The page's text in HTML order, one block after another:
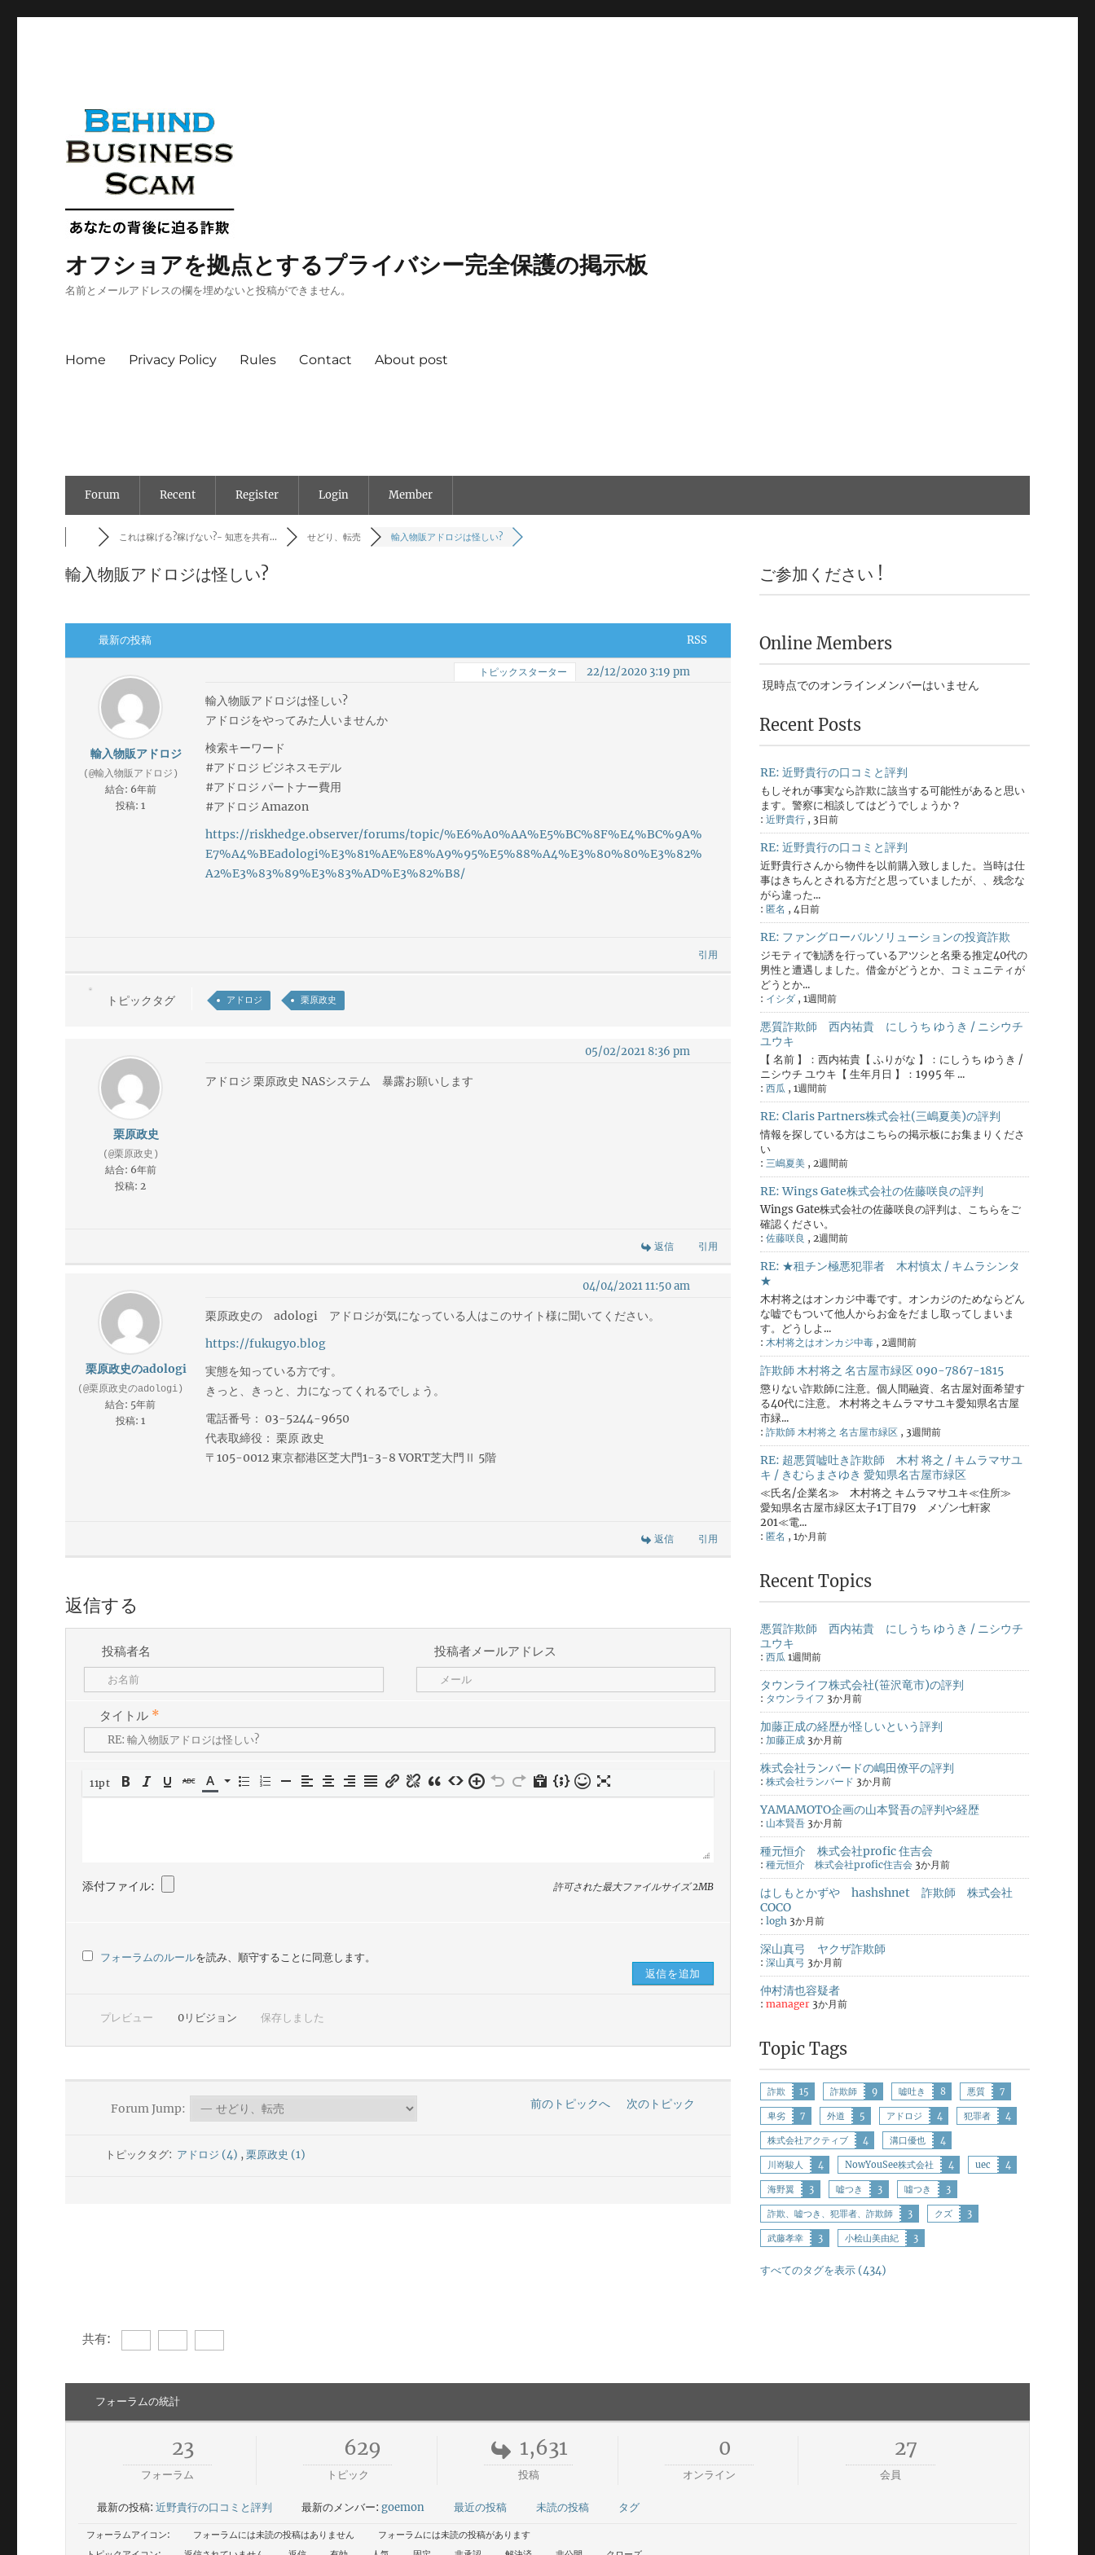
オフショアを拠点とするプライバシー完全保護の掲示板
名前とメールアドレスの欄を埋めないと投稿ができません。
Home Privacy Policy Rules Contact About post
Forum Recent Register Login Member
これは稼げる?稼げない?- 知恵を共有... せどり、転売 輸入物販アドロジは怪しい?
輸入物販アドロジは怪しい?
最新の投稿 RSS
輸入物販アドロジ
(@輸入物販アドロジ)
結合: 6年前
投稿: 1
トピックスターター 22/12/2020 3:19 pm
輸入物販アドロジは怪しい?
アドロジをやってみた人いませんか
検索キーワード
#アドロジ ビジネスモデル
#アドロジ パートナー費用
#アドロジ Amazon
https://riskhedge.observer/forums/topic/%E6%A0%AA%E5%BC%8F%E4%BC%9A%
E7%A4%BEadologi%E3%81%AE%E8%A9%95%E5%88%A4%E3%80%80%E3%82%
A2%E3%83%89%E3%83%AD%E3%82%B8/
引用
トピックタグ アドロジ 栗原政史
栗原政史
(@栗原政史)
結合: 6年前
投稿: 2
05/02/2021 8:36 pm
アドロジ 栗原政史 NASシステム 暴露お願いします
返信 引用
栗原政史のadologi
(@栗原政史のadologi)
結合: 5年前
投稿: 1
04/04/2021 11:50 am
栗原政史の adologi アドロジが気になっている人はこのサイト様に聞いてください。
https://fukugyo.blog
実態を知っている方です。
きっと、きっと、力になってくれるでしょう。
電話番号： 03-5244-9650
代表取締役： 栗原 政史
〒105-0012 東京都港区芝大門1-3-8 VORT芝大門Ⅱ 5階
返信 引用
返信する
投稿者名 投稿者メールアドレス
タイトル *
11pt
添付ファイル: 許可された最大ファイルサイズ 2MB
フォーラムのルールを読み、順守することに同意します。
プレビュー 0リビジョン 保存しました
Forum Jump: 前のトピックへ 次のトピック
トピックタグ: アドロジ (4) , 栗原政史 (1)
ご参加ください !
Online Members
現時点でのオンラインメンバーはいません
Recent Posts
RE: 近野貴行の口コミと評判
もしそれが事実なら詐欺に該当する可能性があると思い
ます。警察に相談してはどうでしょうか？
:近野貴行 , 3日前
RE: 近野貴行の口コミと評判
近野貴行さんから物件を以前購入致しました。当時は仕
事はきちんとされる方だと思っていましたが、、残念な
がら違った...
:匿名 ,4日前
RE: ファングローバルソリューションの投資詐欺
ジモティで勧誘を行っているアツシと名乗る推定40代の
男性と遭遇しました。借金がどうとか、コミュニティが
どうとか...
: イシダ ,1週間前
悪質詐欺師 西内祐貴 にしうち ゆうき / ニシウチ
ユウキ
【 名前 】：西内祐貴【 ふりがな 】：にしうち ゆうき /
ニシウチ ユウキ【 生年月日 】：1995 年 ...
:西瓜 ,1週間前
RE: Claris Partners株式会社(三嶋夏美)の評判
情報を探している方はこちらの掲示板にお集まりくださ
い
:三嶋夏美 ,2週間前
RE: Wings Gate株式会社の佐藤咲良の評判
Wings Gate株式会社の佐藤咲良の評判は、こちらをご
確認ください。
:佐藤咲良 ,2週間前
RE: ★租チン極悪犯罪者 木村慎太 / キムラシンタ
★
木村将之はオンカジ中毒です。オンカジのためならどん
な嘘でもついて他人からお金をだまし取ってしまいま
す。どうしよ...
:木村将之はオンカジ中毒 ,2週間前
詐欺師 木村将之 名古屋市緑区 090-7867-1815
懲りない詐欺師に注意。個人間融資、名古屋対面希望す
る40代に注意。 木村将之キムラマサユキ愛知県名古屋
市緑...
:詐欺師 木村将之 名古屋市緑区 , 3週間前
RE: 超悪質嘘吐き詐欺師 木村 将之 / キムラマサユ
キ / きむらまさゆき 愛知県名古屋市緑区
≪氏名/企業名≫ 木村将之 キムラマサユキ≪住所≫
愛知県名古屋市緑区太子1丁目79 メゾン七軒家
201≪電...
:匿名 ,1か月前
Recent Topics
悪質詐欺師 西内祐貴 にしうち ゆうき / ニシウチ
ユウキ
:西瓜 1週間前
タウンライフ株式会社(笹沢竜市)の評判
: タウンライフ 3か月前
加藤正成の経歴が怪しいという評判
:加藤正成 3か月前
株式会社ランバードの嶋田僚平の評判
:株式会社ランバード 3か月前
YAMAMOTO企画の山本賢吾の評判や経歴
: 山本賢吾 3か月前
種元恒介 株式会社profic 住吉会
:種元恒介 株式会社profic住吉会 3か月前
はしもとかずや hashshnet 詐欺師 株式会社
COCO
:logh 3か月前
深山真弓 ヤクザ詐欺師
:深山真弓 3か月前
仲村清也容疑者
:manager 3か月前
Topic Tags
詐欺 15 詐欺師 9 嘘吐き 8 悪質 7
卑劣 7 外道 5 アドロジ 4 犯罪者 4
株式会社アクティブ 4 溝口優也 4
川嵜駿人 4 NowYouSee株式会社 4 uec 4
海野翼 3 嘘つき 3 噓つき 3
詐欺、嘘つき、犯罪者、詐欺師 3 クズ 3
武藤孝幸 3 小桧山美由紀 3
すべてのタグを表示 (434)
共有:
フォーラムの統計
23
フォーラム
629
トピック
1,631
投稿
0
オンライン
27
会員
最新の投稿:近野貴行の口コミと評判 最新のメンバー:goemon 最近の投稿 未読の投稿 タグ
フォーラムアイコン: フォーラムには未読の投稿はありません
フォーラムには未読の投稿があります